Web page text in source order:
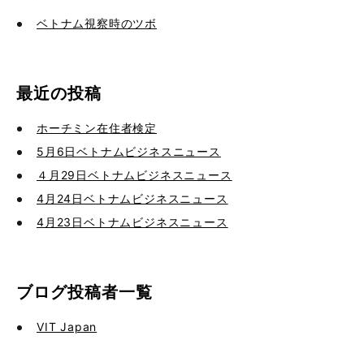
ベトナム視察時のツボ
最近の投稿
ホーチミン在住者検定
5月6日ベトナムビジネスニュース
４月29日ベトナムビジネスニュース
4月24日ベトナムビジネスニュース
4月23日ベトナムビジネスニュース
ブログ投稿者一覧
VIT Japan